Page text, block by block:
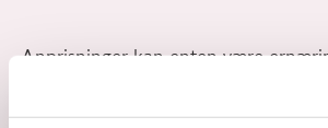
Anprisninger kan enten være
eller sundhedsanprisninger, der en